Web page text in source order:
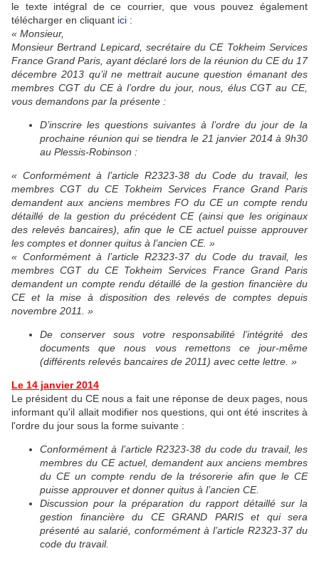
le texte intégral de ce courrier, que vous pouvez également
télécharger en cliquant ici :
« Monsieur,
Monsieur Bertrand Lepicard, secrétaire du CE Tokheim Services
France Grand Paris, ayant déclaré lors de la réunion du CE du 17
décembre 2013 qu’il ne mettrait aucune question émanant des
membres CGT du CE à l’ordre du jour, nous, élus CGT au CE,
vous demandons par la présente :
D’inscrire les questions suivantes à l’ordre du jour de la
prochaine réunion qui se tiendra le 21 janvier 2014 à 9h30
au Plessis-Robinson :
« Conformément à l’article R2323-38 du Code du travail, les
membres CGT du CE Tokheim Services France Grand Paris
demandent aux anciens membres FO du CE un compte rendu
détaillé de la gestion du précédent CE (ainsi que les originaux
des relevés bancaires), afin que le CE actuel puisse approuver
les comptes et donner quitus à l’ancien CE. »
« Conformément à l’article R2323-37 du Code du travail, les
membres CGT du CE Tokheim Services France Grand Paris
demandent un compte rendu détaillé de la gestion financière du
CE et la mise à disposition des relevés de comptes depuis
novembre 2011. »
De conserver sous votre responsabilité l’intégrité des
documents que nous vous remettons ce jour-même
(différents relevés bancaires de 2011) avec cette lettre. »
Le 14 janvier 2014
Le président du CE nous a fait une réponse de deux pages, nous
informant qu'il allait modifier nos questions, qui ont été inscrites à
l'ordre du jour sous la forme suivante :
Conformément à l’article R2323-38 du code du travail, les
membres du CE actuel, demandent aux anciens membres
du CE un compte rendu de la trésorerie afin que le CE
puisse approuver et donner quitus à l’ancien CE.
Discussion pour la préparation du rapport détaillé sur la
gestion financière du CE GRAND PARIS et qui sera
présenté au salarié, conformément à l’article R2323-37 du
code du travail.